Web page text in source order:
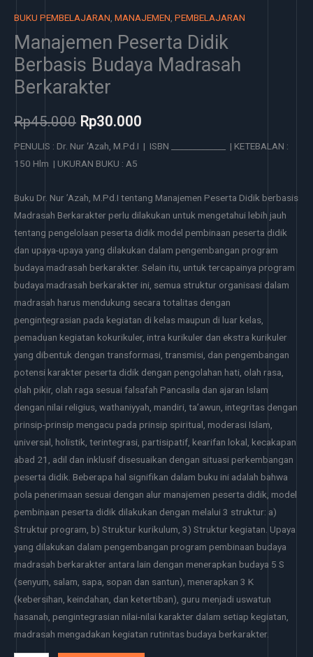
BUKU PEMBELAJARAN MANAJEMEN PEMBELAJARAN
Manajemen Peserta Didik
Berbasis Budaya Madrasah
Berkarakter
Rp45.000 Rp30.000
PENULIS : Dr. Nur ‘Azah, M.Pd.I | ISBN _____________ | KETEBALAN :
150 Hlm | UKURAN BUKU : A5
Buku Dr. Nur ’Azah, M.Pd.I tentang Manajemen Peserta Didik berbasis
Madrasah Berkarakter perlu dilakukan untuk mengetahui lebih jauh
tentang pengelolaan peserta didik model pembinaan peserta didik
dan upaya-upaya yang dilakukan dalam pengembangan program
budaya madrasah berkarakter. Selain itu, untuk tercapainya program
budaya madrasah berkarakter ini, semua struktur organisasi dalam
madrasah harus mendukung secara totalitas dengan
pengintegrasian pada kegiatan di kelas maupun di luar kelas,
pemaduan kegiatan kokurikuler, intra kurikuler dan ekstra kurikuler
yang dibentuk dengan transformasi, transmisi, dan pengembangan
potensi karakter peserta didik dengan pengolahan hati, olah rasa,
olah pikir, olah raga sesuai falsafah Pancasila dan ajaran Islam
dengan nilai religius, wathaniyyah, mandiri, ta’awun, integritas dengan
prinsip-prinsip mengacu pada prinsip spiritual, moderasi Islam,
universal, holistik, terintegrasi, partisipatif, kearifan lokal, kecakapan
abad 21, adil dan inklusif disesuaikan dengan situasi perkembangan
peserta didik. Beberapa hal signifikan dalam buku ini adalah bahwa
pola penerimaan sesuai dengan alur manajemen peserta didik, model
pembinaan peserta didik dilakukan dengan melalui 3 struktur: a)
Struktur program, b) Struktur kurikulum, 3) Struktur kegiatan. Upaya
yang dilakukan dalam pengembangan program pembinaan budaya
madrasah berkarakter antara lain dengan menerapkan budaya 5 S
(senyum, salam, sapa, sopan dan santun), menerapkan 3 K
(kebersihan, keindahan, dan ketertiban), guru menjadi uswatun
hasanah, pengintegrasian nilai-nilai karakter dalam setiap kegiatan,
madrasah mengadakan kegiatan rutinitas budaya berkarakter.